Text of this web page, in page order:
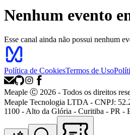
Nenhum evento
Esse canal ainda não possui nenhum
Política de CookiesTermos de Uso
Meaple Ⓒ 2026 - Todos os direitos
Meaple Tecnologia LTDA - CNPJ:
1100 - Alto da Glória - Curitiba - PR -